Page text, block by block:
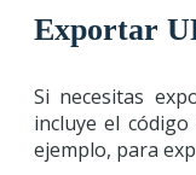
Exportar
Si necesitas
incluye el
ejemplo, para